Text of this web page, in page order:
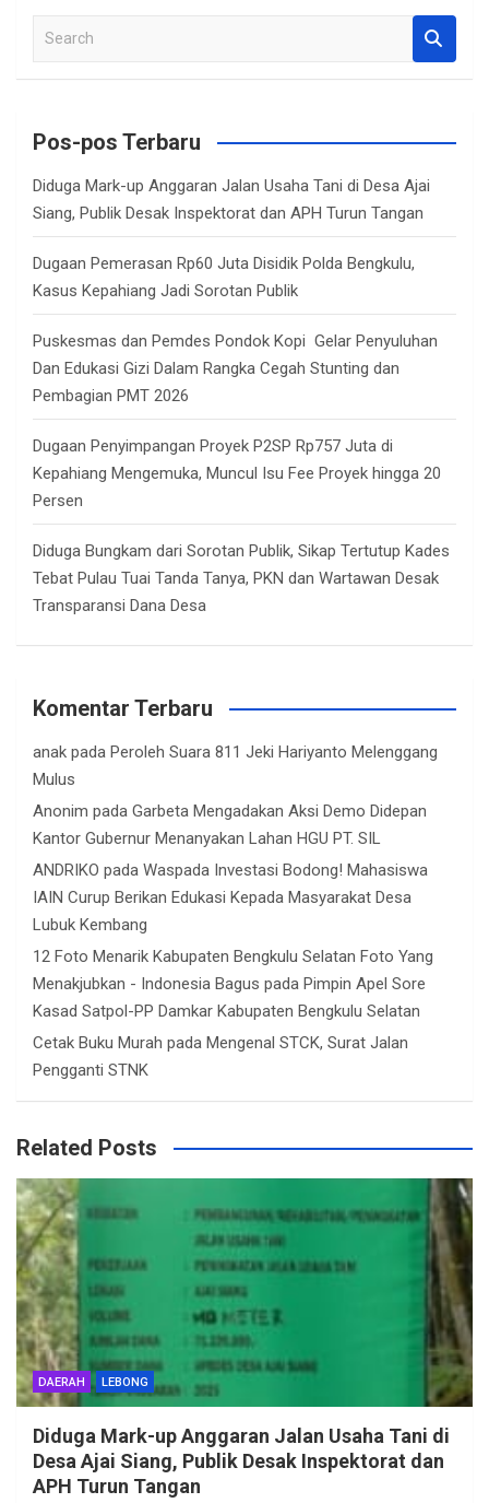
a
c
Pos-pos Terbaru
Diduga Mark-up Anggaran Jalan Usaha Tani di Desa Ajai
Siang, Publik Desak Inspektorat dan APH Turun Tangan
Dugaan Pemerasan Rp60 Juta Disidik Polda Bengkulu,
Kasus Kepahiang Jadi Sorotan Publik
Puskesmas dan Pemdes Pondok Kopi Gelar Penyuluhan
Dan Edukasi Gizi Dalam Rangka Cegah Stunting dan
Pembagian PMT 2026
Dugaan Penyimpangan Proyek P2SP Rp757 Juta di
Kepahiang Mengemuka, Muncul Isu Fee Proyek hingga 20
Persen
Diduga Bungkam dari Sorotan Publik, Sikap Tertutup Kades
Tebat Pulau Tuai Tanda Tanya, PKN dan Wartawan Desak
Transparansi Dana Desa
Komentar Terbaru
anak pada Peroleh Suara 811 Jeki Hariyanto Melenggang
Mulus
Anonim pada Garbeta Mengadakan Aksi Demo Didepan
Kantor Gubernur Menanyakan Lahan HGU PT. SIL
ANDRIKO pada Waspada Investasi Bodong! Mahasiswa
IAIN Curup Berikan Edukasi Kepada Masyarakat Desa
Lubuk Kembang
12 Foto Menarik Kabupaten Bengkulu Selatan Foto Yang
Menakjubkan - Indonesia Bagus pada Pimpin Apel Sore
Kasad Satpol-PP Damkar Kabupaten Bengkulu Selatan
Cetak Buku Murah pada Mengenal STCK, Surat Jalan
Pengganti STNK
Related Posts
DAERAH LEBONG
Diduga Mark-up Anggaran Jalan Usaha Tani di
Desa Ajai Siang, Publik Desak Inspektorat dan
APH Turun Tangan